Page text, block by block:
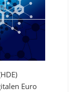
Euro